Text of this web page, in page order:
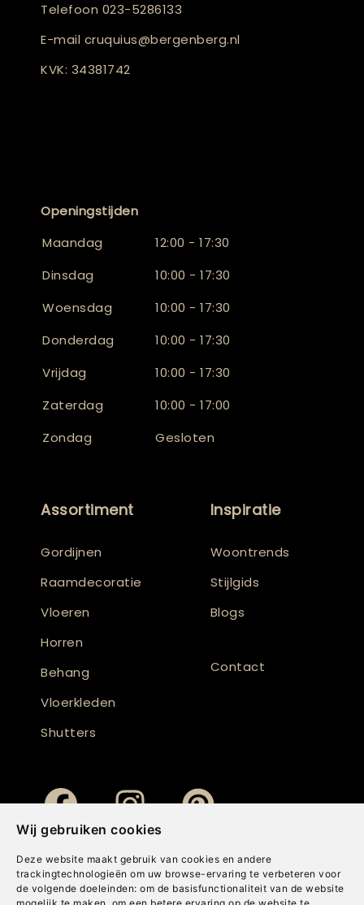
Wij gebruiken cookies
Deze website maakt gebruik van cookies en andere
trackingtechnologieën om uw browse-ervaring te verbeteren voor
de volgende doeleinden: om de basisfunctionaliteit van de website
Telefoon 023-5286133
E-mail cruquius@bergenberg.nl
KVK: 34381742
Openingstijden
Maandag
12:00 - 17:30
Dinsdag
10:00 - 17:30
Woensdag
10:00 - 17:30
Donderdag
10:00 - 17:30
Vrijdag
10:00 - 17:30
Zaterdag
10:00 - 17:00
Zondag
Gesloten
Assortiment
Gordijnen
Raamdecoratie
Vloeren
Horren
Behang
Vloerkleden
Shutters
Inspiratie
Woontrends
Stijlgids
Blogs
Contact